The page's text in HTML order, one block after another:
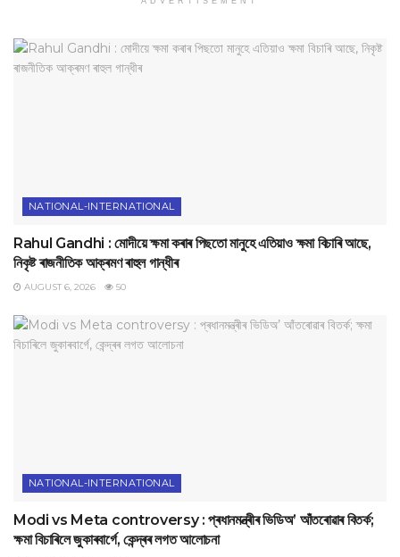
NATIONAL-INTERNATIONAL
Rahul Gandhi : মোদীয়ে ক্ষমা কৰাৰ পিছতো মানুহে এতিয়াও ক্ষমা বিচাৰি আছে,
নিকৃষ্ট ৰাজনীতিক আক্ৰমণ ৰাহুল গান্ধীৰ
AUGUST 6, 2026 50
NATIONAL-INTERNATIONAL
Modi vs Meta controversy : প্ৰধানমন্ত্ৰীৰ ভিডিঅ’ আঁতৰোৱাৰ বিতৰ্ক;
ক্ষমা বিচাৰিলে জুকাৰবাৰ্গে, কেন্দ্ৰৰ লগত আলোচনা